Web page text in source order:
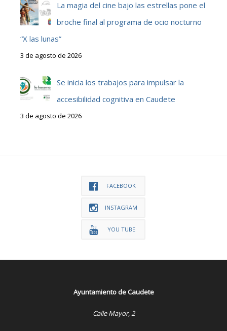
La magia del cine bajo las estrellas pone el
broche final al programa de ocio nocturno
“X las lunas”
3 de agosto de 2026
Se inicia los trabajos para impulsar la
accesibilidad cognitiva en Caudete
3 de agosto de 2026
FACEBOOK
INSTAGRAM
YOU TUBE
Ayuntamiento de Caudete
Calle Mayor, 2